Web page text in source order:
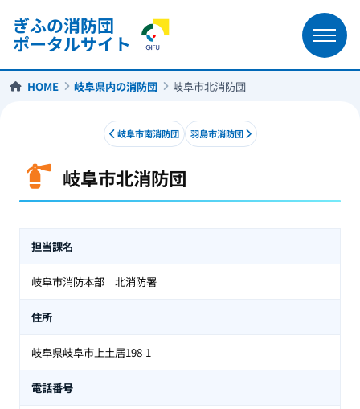
ぎふの消防団
ポータルサイト
HOME 岐阜県内の消防団 岐阜市北消防団
岐阜市南消防団 羽島市消防団
岐阜市北消防団
担当課名
岐阜市消防本部 北消防署
住所
岐阜県岐阜市上土居198-1
電話番号